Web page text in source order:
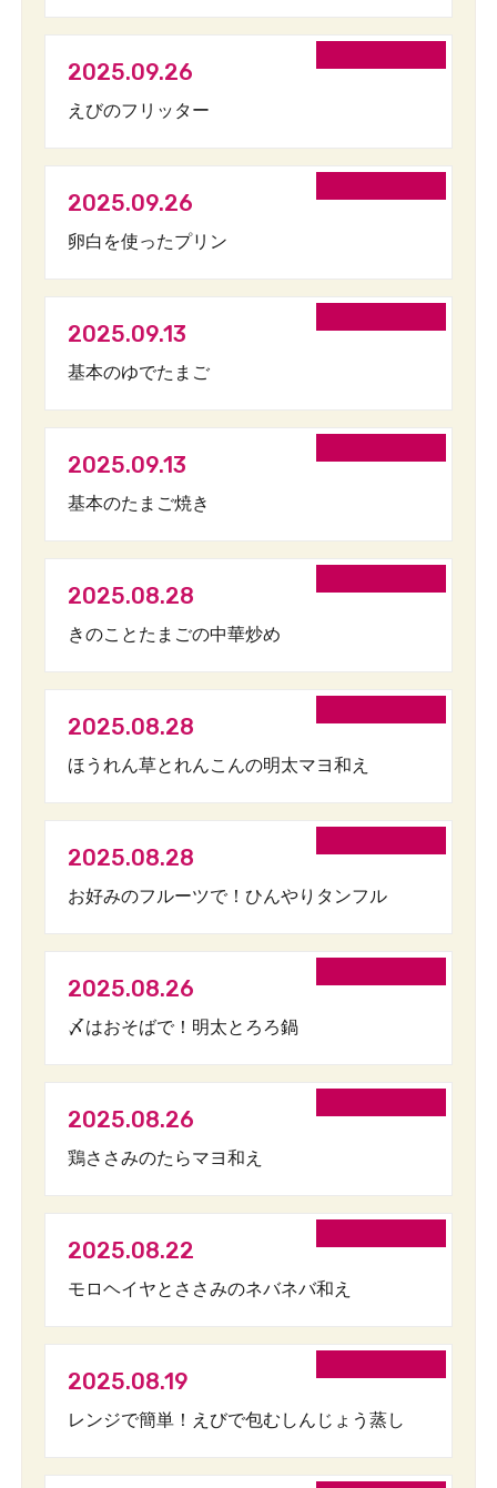
2025.09.26
えびのフリッター
2025.09.26
卵白を使ったプリン
2025.09.13
基本のゆでたまご
2025.09.13
基本のたまご焼き
2025.08.28
きのことたまごの中華炒め
2025.08.28
ほうれん草とれんこんの明太マヨ和え
2025.08.28
お好みのフルーツで！ひんやりタンフル
2025.08.26
〆はおそばで！明太とろろ鍋
2025.08.26
鶏ささみのたらマヨ和え
2025.08.22
モロヘイヤとささみのネバネバ和え
2025.08.19
レンジで簡単！えびで包むしんじょう蒸し